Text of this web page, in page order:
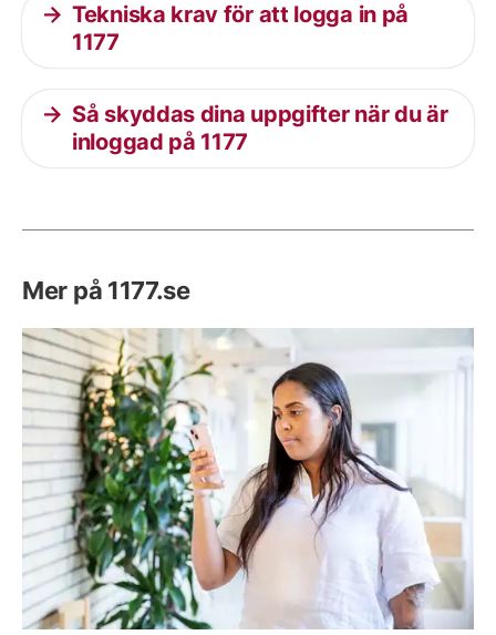
Tekniska krav för att logga in på
1177
Så skyddas dina uppgifter när du är
inloggad på 1177
Mer på 1177.se